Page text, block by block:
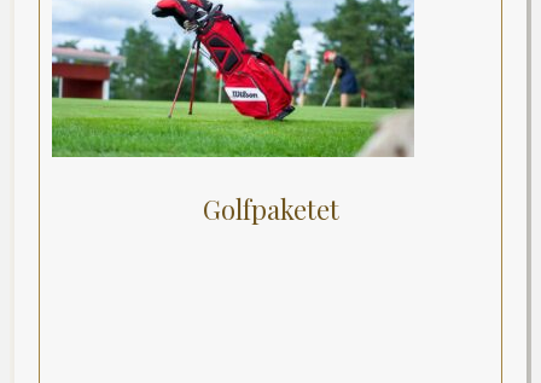
Golfpaketet